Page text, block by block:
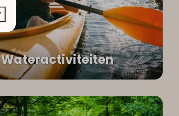
Wateractiviteiten